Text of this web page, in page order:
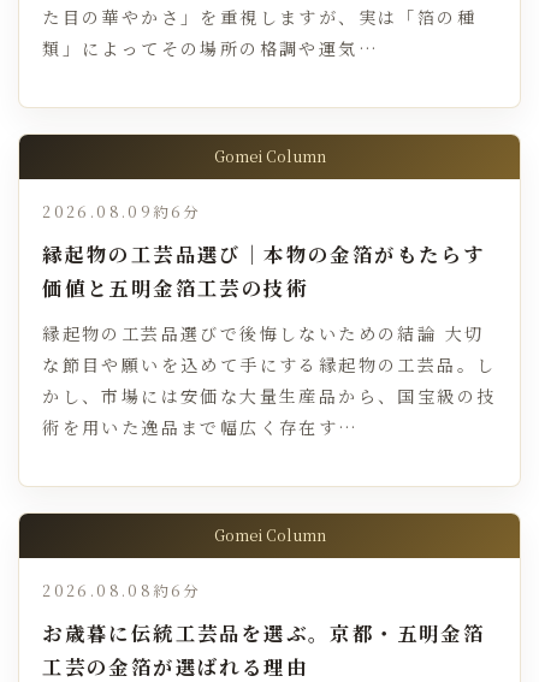
た目の華やかさ」を重視しますが、実は「箔の種
類」によってその場所の格調や運気…
Gomei Column
2026.08.09 約6分
縁起物の工芸品選び｜本物の金箔がもたらす
価値と五明金箔工芸の技術
縁起物の工芸品選びで後悔しないための結論 大切
な節目や願いを込めて手にする縁起物の工芸品。し
かし、市場には安価な大量生産品から、国宝級の技
術を用いた逸品まで幅広く存在す…
Gomei Column
2026.08.08 約6分
お歳暮に伝統工芸品を選ぶ。京都・五明金箔
工芸の金箔が選ばれる理由